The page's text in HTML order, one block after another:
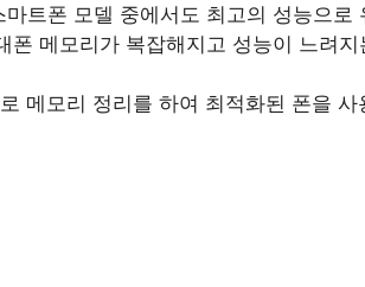
트폰 모델 중에서도 최고의 성능으로
폰 메모리가 복잡해지고 성능이 느려
메모리 정리를 하여 최적화된 폰을